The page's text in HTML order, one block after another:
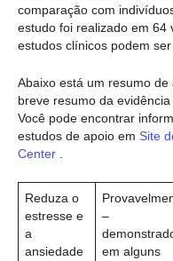
comparação com
estudo foi realizado em 64
estudos clínicos podem ser
Abaixo está um resumo
breve resumo da
Você pode encontrar
estudos de apoio em Site
Center
Reduza o
estresse e
a
ansiedade
–
em alguns